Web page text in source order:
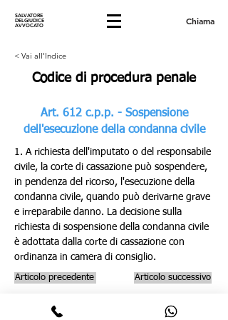
SALVATORE
DELGIUDICE
AVVOCATO Chiama
< Vai all'Indice
Codice di procedura penale
Art. 612 c.p.p. - Sospensione
dell'esecuzione della condanna civile
1. A richiesta dell'imputato o del responsabile
civile, la corte di cassazione può sospendere,
in pendenza del ricorso, l'esecuzione della
condanna civile, quando può derivarne grave
e irreparabile danno. La decisione sulla
richiesta di sospensione della condanna civile
è adottata dalla corte di cassazione con
ordinanza in camera di consiglio.
Articolo precedente Articolo successivo